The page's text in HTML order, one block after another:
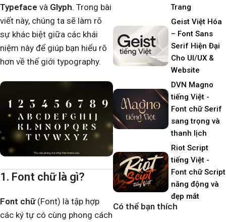
Typeface và Glyph. Trong bài
viết này, chúng ta sẽ làm rõ
sự khác biệt giữa các khái
niệm này để giúp bạn hiểu rõ
hơn về thế giới typography.
1. Font chữ là gì?
Font chữ(Font) là tập hợp
các ký tự có cùng phong cách
Trang
Geist Việt Hóa
– Font Sans
Serif Hiện Đại
Cho UI/UX &
Website
DVN Magno
tiếng Việt -
Font chữ Serif
sang trọng và
thanh lịch
Riot Script
tiếng Việt -
Font chữ Script
năng động và
đẹp mắt
Có thể bạn thích